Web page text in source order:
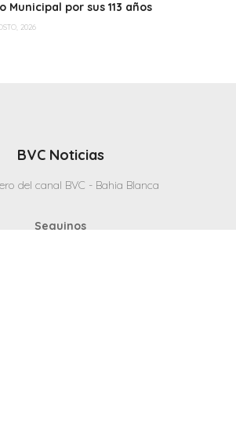
Municipal por sus 113 años
2026
BVC Noticias
del canal BVC - Bahia Blanca
Seguinos